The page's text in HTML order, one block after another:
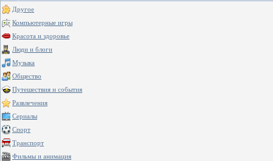
Другое
Компьютерные игры
Красота и здоровье
Люди и блоги
Музыка
Общество
Путешествия и события
Развлечения
Сериалы
Спорт
Транспорт
Фильмы и анимация